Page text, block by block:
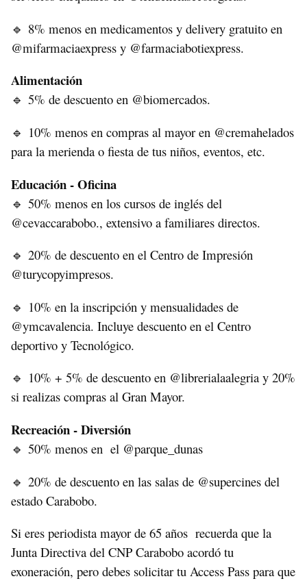
🔹 8% menos en medicamentos y delivery gratuito en
@mifarmaciaexpress y @farmaciabotiexpress.
Alimentación
🔹 5% de descuento en @biomercados.
🔹
10% menos en compras al mayor en @cremahelados
para la merienda o fiesta de tus niños, eventos, etc.
Educación - Oficina
🔹 50% menos en los cursos de inglés del
@cevaccarabobo., extensivo a familiares directos.
🔹 20% de descuento en el Centro de Impresión
@turycopyimpresos.
🔹
10% en la inscripción y mensualidades de
@ymcavalencia. Incluye descuento en el Centro
deportivo y Tecnológico.
🔹
10% + 5% de descuento en @librerialaalegria y 20%
si realizas compras al Gran Mayor.
Recreación - Diversión
🔹 50% menos en el @parque_dunas
🔹 20% de descuento en las salas de @supercines del
estado Carabobo.
Si eres periodista mayor de 65 años recuerda que la
Junta Directiva del CNP Carabobo acordó tu
exoneración, pero debes solicitar tu Access Pass para que